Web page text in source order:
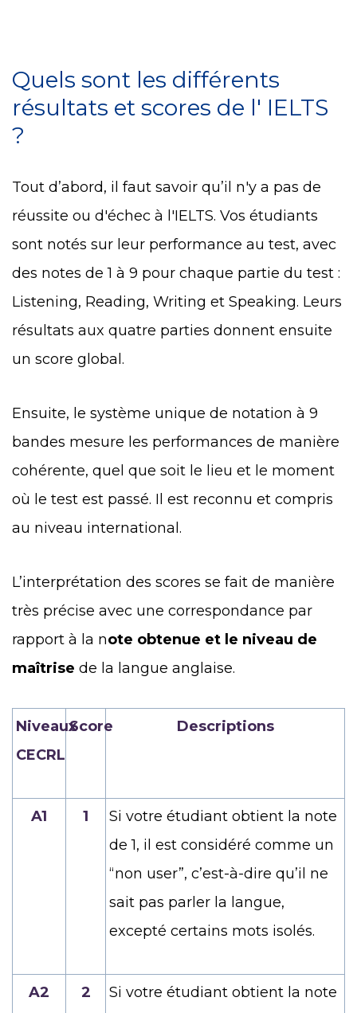
Quels sont les différents
résultats et scores de l' IELTS
?
Tout d’abord, il faut savoir qu’il n'y a pas de
réussite ou d'échec à l'IELTS. Vos étudiants
sont notés sur leur performance au test, avec
des notes de 1 à 9 pour chaque partie du test :
Listening, Reading, Writing et Speaking. Leurs
résultats aux quatre parties donnent ensuite
un score global.
Ensuite, le système unique de notation à 9
bandes mesure les performances de manière
cohérente, quel que soit le lieu et le moment
où le test est passé. Il est reconnu et compris
au niveau international.
L’interprétation des scores se fait de manière
très précise avec une correspondance par
rapport à la note obtenue et le niveau de
maîtrise de la langue anglaise.
Niveaux
CECRL
Score Descriptions
A1 1
Si votre étudiant obtient la note
de 1, il est considéré comme un
“non user”, c’est-à-dire qu’il ne
sait pas parler la langue,
excepté certains mots isolés.
A2 2
Si votre étudiant obtient la note